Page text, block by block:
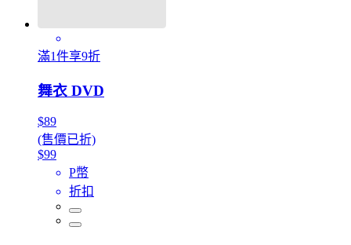
滿1件享9折
舞衣 DVD
$89
(售價已折)
$99
P幣
折扣